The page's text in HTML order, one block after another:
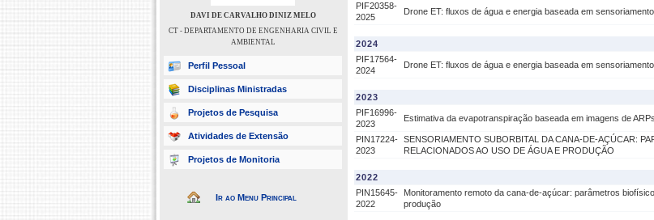
DAVI DE CARVALHO DINIZ MELO
CT - DEPARTAMENTO DE ENGENHARIA CIVIL E
AMBIENTAL
Perfil Pessoal
Disciplinas Ministradas
Projetos de Pesquisa
Atividades de Extensão
Projetos de Monitoria
Ir ao Menu Principal
PIF20358-
2025
Drone ET: fluxos de água e energia baseada em
2024
PIF17564-
2024
Drone ET: fluxos de água e energia baseada em
2023
PIF16996-
2023
Estimativa da evapotranspiração baseada em imagens de ARPs
PIN17224-
2023
SENSORIAMENTO SUBORBITAL DA CANA-DE-AÇÚCAR:
RELACIONADOS AO USO DE ÁGUA E PRODUÇÃO
2022
PIN15645-
2022
Monitoramento remoto da cana-de-açúcar: parâmetros
produção